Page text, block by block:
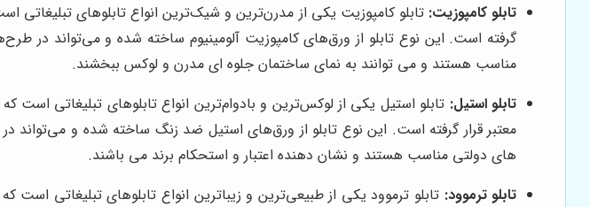
تابلو کامپوزیت: تابلو کامپوزیت یکی از مدرن‌ترین و شیک‌ترین انواع تابلوهای تبلیغاتی
گرفته است. این نوع تابلو از ورق‌های کامپوزیت آلومینیوم ساخته شده و می‌تواند در
مناسب هستند و می توانند به نمای ساختمان جلوه ای مدرن و لوکس ببخشند.
تابلو استیل: تابلو استیل یکی از لوکس‌ترین و بادوام‌ترین انواع تابلوهای تبلیغاتی
معتبر قرار گرفته است. این نوع تابلو از ورق‌های استیل ضد زنگ ساخته شده و
های دولتی مناسب هستند و نشان دهنده اعتبار و استحکام برند می باشند.
تابلو ترموود: تابلو ترموود یکی از طبیعی‌ترین و زیباترین انواع تابلوهای تبلیغاتی